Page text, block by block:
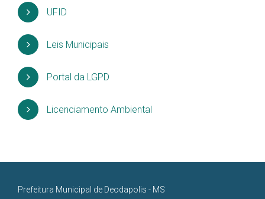
UFID
Leis Municipais
Portal da LGPD
Licenciamento Ambiental
Prefeitura Municipal de Deodapolis - MS